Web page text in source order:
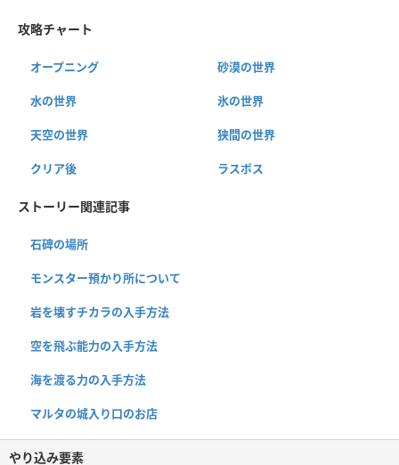
攻略チャート
オープニング 砂漠の世界
水の世界 氷の世界
天空の世界 狭間の世界
クリア後 ラスボス
ストーリー関連記事
石碑の場所
モンスター預かり所について
岩を壊すチカラの入手方法
空を飛ぶ能力の入手方法
海を渡る力の入手方法
マルタの城入り口のお店
やり込み要素